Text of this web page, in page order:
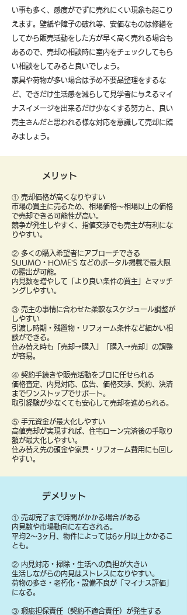
い事も多く、感度がでずに売れにくい現象も起こり
えます。壁紙や障子の破れ等、安価なものは修繕を
してから販売活動をした方が早く高く売れる場合も
あるので、売却の相談時に室内をチェックしてもら
い相談をしてみると良いでしょう。
​家具や荷物が多い場合は予め不要品整理をするな
ど、できだけ生活感を減らして見学者に与えるマイ
ナスイメージを出来るだけ少なくする努力と、良い
売主さんだと思われる様な対応を意識して売却に臨
みましょう。
メリット
① 売却価格が高くなりやすい
市場の買主に売るため、相場価格〜相場以上の価格
で売却できる可能性が高い。
競争が発生しやすく、指値交渉でも売主が有利にな
りやすい。
② 多くの購入希望者にアプローチできる
SUUMO・HOME’S などのポータル掲載で最大限
の露出が可能。
内見数を増やして「より良い条件の買主」とマッチ
ングしやすい。
③ 売主の事情に合わせた柔軟なスケジュール調整が
しやすい
引渡し時期・残置物・リフォーム条件など細かい相
談ができる。
住み替え時も「売却→購入」「購入→売却」の調整
が容易。
④ 契約手続きや販売活動をプロに任せられる
価格査定、内見対応、広告、価格交渉、契約、決済
までワンストップでサポート。
取引経験が少なくても安心して売却を進められる。
⑤ 手元資金が最大化しやすい
高値売却が実現すれば、住宅ローン完済後の手取り
額が最大化しやすい。
住み替え先の頭金や家具・リフォーム費用にも回し
やすい。
デメリット
① 売却完了まで時間がかかる場合がある
内見数や市場動向に左右される。
平均2〜3ヶ月、物件によっては6ヶ月以上かかるこ
とも。
② 内見対応・掃除・生活への負担が大きい
生活しながらの内見はストレスになりやすい。
荷物の多さ・老朽化・設備不良が「マイナス評価」
になる。
③ 瑕疵担保責任（契約不適合責任）が発生する